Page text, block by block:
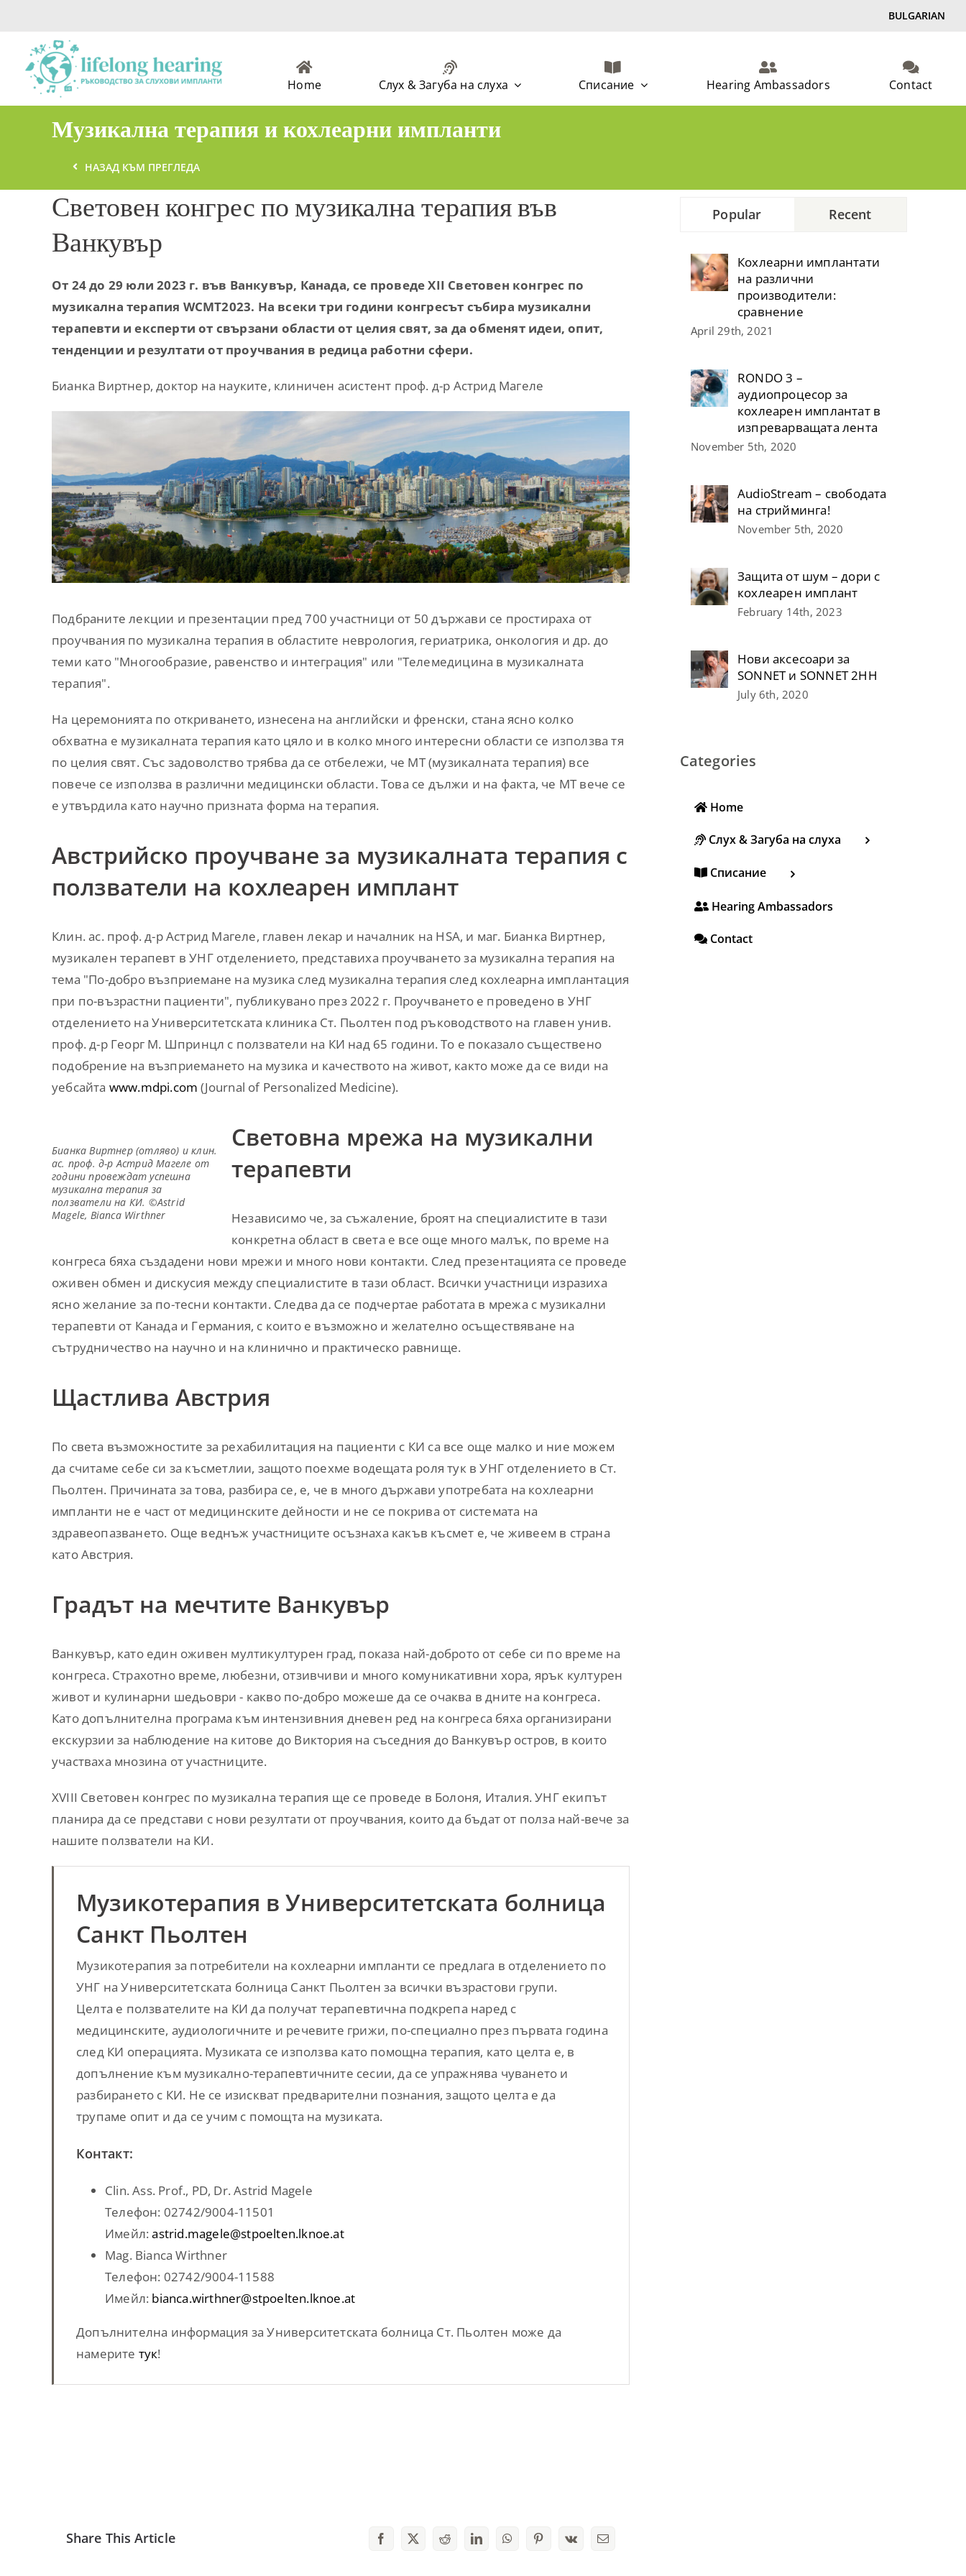
content
BULGARIAN
Home Слух & Загуба на слуха Списание Hearing Ambassadors Contact
Музикална терапия и кохлеарни импланти
НАЗАД КЪМ ПРЕГЛЕДА
Световен конгрес по музикална терапия във
Ванкувър
От 24 до 29 юли 2023 г. във Ванкувър, Канада, се проведе XII Световен конгрес по
музикална терапия WCMT2023. На всеки три години конгресът събира музикални
терапевти и експерти от свързани области от целия свят, за да обменят идеи, опит,
тенденции и резултати от проучвания в редица работни сфери.
Бианка Виртнер, доктор на науките, клиничен асистент проф. д-р Астрид Магеле
Подбраните лекции и презентации пред 700 участници от 50 държави се простираха от
проучвания по музикална терапия в областите неврология, гериатрика, онкология и др. до
теми като "Многообразие, равенство и интеграция" или "Телемедицина в музикалната
терапия".
На церемонията по откриването, изнесена на английски и френски, стана ясно колко
обхватна е музикалната терапия като цяло и в колко много интересни области се използва тя
по целия свят. Със задоволство трябва да се отбележи, че МТ (музикалната терапия) все
повече се използва в различни медицински области. Това се дължи и на факта, че МТ вече се
е утвърдила като научно призната форма на терапия.
Австрийско проучване за музикалната терапия с
ползватели на кохлеарен имплант
Клин. ас. проф. д-р Астрид Магеле, главен лекар и началник на HSA, и маг. Бианка Виртнер,
музикален терапевт в УНГ отделението, представиха проучването за музикална терапия на
тема "По-добро възприемане на музика след музикална терапия след кохлеарна имплантация
при по-възрастни пациенти", публикувано през 2022 г. Проучването е проведено в УНГ
отделението на Университетската клиника Ст. Пьолтен под ръководството на главен унив.
проф. д-р Георг М. Шпринцл с ползватели на КИ над 65 години. То е показало съществено
подобрение на възприемането на музика и качеството на живот, както може да се види на
уебсайта www.mdpi.com (Journal of Personalized Medicine).
Бианка Виртнер (отляво) и клин.
ас. проф. д-р Астрид Магеле от
години провеждат успешна
музикална терапия за
ползватели на КИ. ©Astrid
Magele, Bianca Wirthner
Световна мрежа на музикални
терапевти
Независимо че, за съжаление, броят на специалистите в тази
конкретна област в света е все още много малък, по време на
конгреса бяха създадени нови мрежи и много нови контакти. След презентацията се проведе
оживен обмен и дискусия между специалистите в тази област. Всички участници изразиха
ясно желание за по-тесни контакти. Следва да се подчертае работата в мрежа с музикални
терапевти от Канада и Германия, с които е възможно и желателно осъществяване на
сътрудничество на научно и на клинично и практическо равнище.
Щастлива Австрия
По света възможностите за рехабилитация на пациенти с КИ са все още малко и ние можем
да считаме себе си за късметлии, защото поехме водещата роля тук в УНГ отделението в Ст.
Пьолтен. Причината за това, разбира се, е, че в много държави употребата на кохлеарни
импланти не е част от медицинските дейности и не се покрива от системата на
здравеопазването. Още веднъж участниците осъзнаха какъв късмет е, че живеем в страна
като Австрия.
Градът на мечтите Ванкувър
Ванкувър, като един оживен мултикултурен град, показа най-доброто от себе си по време на
конгреса. Страхотно време, любезни, отзивчиви и много комуникативни хора, ярък културен
живот и кулинарни шедьоври - какво по-добро можеше да се очаква в дните на конгреса.
Като допълнителна програма към интензивния дневен ред на конгреса бяха организирани
екскурзии за наблюдение на китове до Виктория на съседния до Ванкувър остров, в които
участваха мнозина от участниците.
XVIII Световен конгрес по музикална терапия ще се проведе в Болоня, Италия. УНГ екипът
планира да се представи с нови резултати от проучвания, които да бъдат от полза най-вече за
нашите ползватели на КИ.
Музикотерапия в Университетската болница
Санкт Пьолтен
Музикотерапия за потребители на кохлеарни импланти се предлага в отделението по
УНГ на Университетската болница Санкт Пьолтен за всички възрастови групи.
Целта е ползвателите на КИ да получат терапевтична подкрепа наред с
медицинските, аудиологичните и речевите грижи, по-специално през първата година
след КИ операцията. Музиката се използва като помощна терапия, като целта е, в
допълнение към музикално-терапевтичните сесии, да се упражнява чуването и
разбирането с КИ. Не се изискват предварителни познания, защото целта е да
трупаме опит и да се учим с помощта на музиката.
Контакт:
Clin. Ass. Prof., PD, Dr. Astrid Magele
Телефон: 02742/9004-11501
Имейл:astrid.magele@stpoelten.lknoe.at
Mag. Bianca Wirthner
Телефон: 02742/9004-11588
Имейл: bianca.wirthner@stpoelten.lknoe.at
Допълнителна информация за Университетската болница Ст. Пьолтен може да
намерите тук!
Share This Article Facebook
X RedditLinkedInWhatsAppPinterest
Vk Email
Popular Recent
Кохлеарни имплантати
на различни
производители:
сравнение
April 29th, 2021
RONDO 3 –
аудиопроцесор за
кохлеарен имплантат в
изпреварващата лента
November 5th, 2020
AudioStream – свободата
на стрийминга!
November 5th, 2020
Защита от шум – дори с
кохлеарен имплант
February 14th, 2023
Нови аксесоари за
SONNET и SONNET 2НН
July 6th, 2020
Categories
Home
Слух & Загуба на слуха
Списание
Hearing Ambassadors
Contact